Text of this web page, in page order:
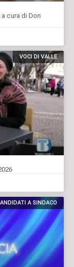
cura di Don
VOCI DI VALLE
A SINDACO